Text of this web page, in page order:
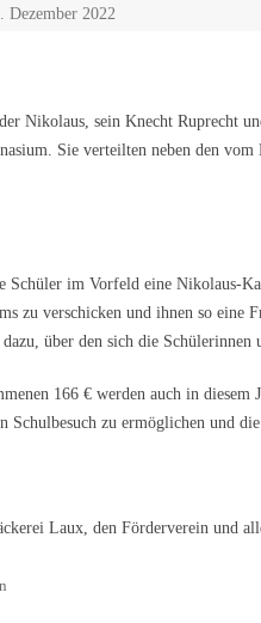
Dezember 2022
Nikolaus, sein Knecht Ruprecht
Sie verteilten neben den
Schüler im Vorfeld eine Nikolaus-
zu verschicken und ihnen so eine
über den sich die
166 € werden auch in diesem
Schulbesuch zu ermöglichen und
Laux, den Förderverein und